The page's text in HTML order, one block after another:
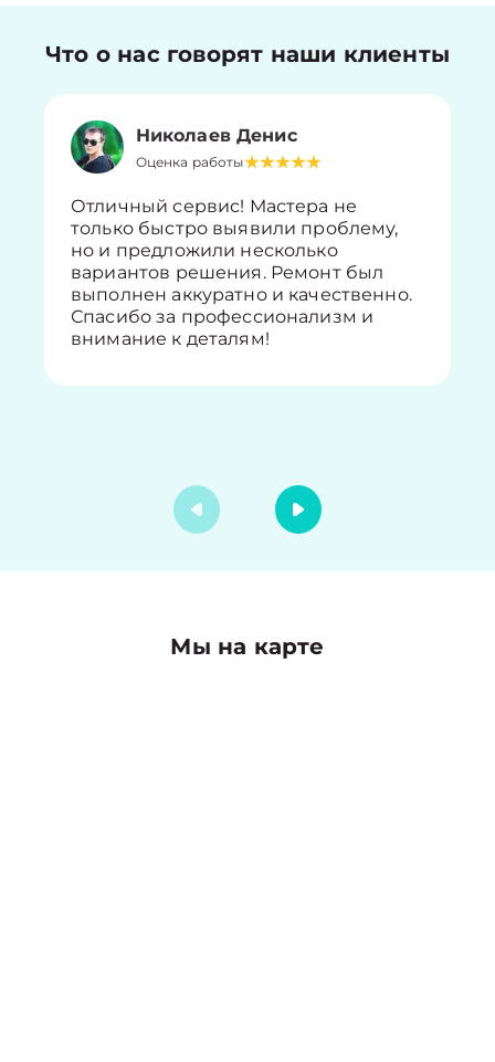
Что о нас говорят наши клиенты
Николаев Денис
Оценка работы
Отличный сервис! Мастера не
только быстро выявили проблему,
но и предложили несколько
вариантов решения. Ремонт был
выполнен аккуратно и качественно.
Спасибо за профессионализм и
внимание к деталям!
Мы на карте